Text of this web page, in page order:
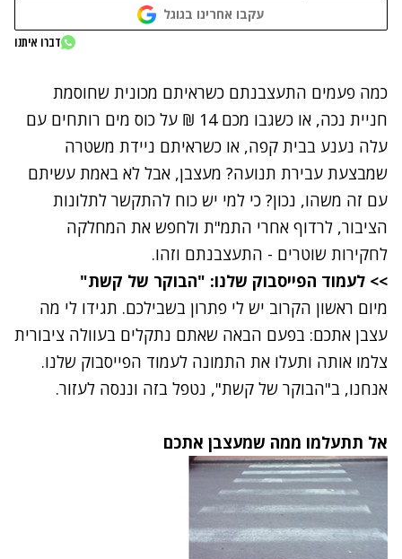
עקבו אחרינו בגוגל
נתקלנו בבעיה
דברו איתנו
כמה פעמים התעצבנתם כשראיתם מכונית שחוסמת
חניית נכה, או כשגבו מכם 14 ₪ על כוס מים רותחים עם
עלה נענע בבית קפה, או כשראיתם ניידת משטרה
שמבצעת עבירת תנועה? מעצבן, אבל לא באמת עשיתם
עם זה משהו, נכון? כי למי יש כוח להתקשר לתלונות
הציבור, לרדוף אחרי התמ"ת ולחפש את המחלקה
לחקירות שוטרים - התעצבנתם וזהו.
>> לעמוד הפייסבוק שלנו: "הבוקר של קשת"
מיום ראשון הקרוב יש לי פתרון בשבילכם. תגידו לי מה
עצבן אתכם: בפעם הבאה שאתם נתקלים בעוולה ציבורית
צלמו אותה ותעלו את התמונה לעמוד הפייסבוק שלנו.
אנחנו, ב"הבוקר של קשת", נטפל בזה וננסה לעזור.
אל תתעלמו ממה שמעצבן אתכם